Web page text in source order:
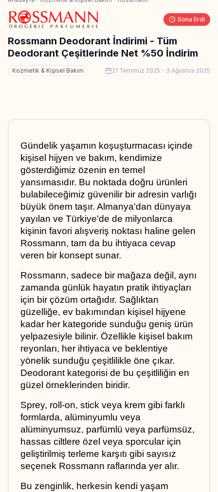
Sona Erdi
Rossmann Deodorant İndirimi - Tüm
Deodorant Çeşitlerinde Net %50 İndirim
Kozmetik & Kişisel Bakım 21 Temmuz 2025 - 3 Ağustos 2025
Gündelik yaşamın koşuşturmacası içinde
kişisel hijyen ve bakım, kendimize
gösterdiğimiz özenin en temel
yansımasıdır. Bu noktada doğru ürünleri
bulabileceğimiz güvenilir bir adresin varlığı
büyük önem taşır. Almanya'dan dünyaya
yayılan ve Türkiye'de de milyonlarca
kişinin favori alışveriş noktası haline gelen
Rossmann, tam da bu ihtiyaca cevap
veren bir konsept sunar.
Rossmann, sadece bir mağaza değil, aynı
zamanda günlük hayatın pratik ihtiyaçları
için bir çözüm ortağıdır. Sağlıktan
güzelliğe, ev bakımından kişisel hijyene
kadar her kategoride sunduğu geniş ürün
yelpazesiyle bilinir. Özellikle kişisel bakım
reyonları, her ihtiyaca ve beklentiye
yönelik sunduğu çeşitlilikle öne çıkar.
Deodorant kategorisi de bu çeşitliliğin en
güzel örneklerinden biridir.
Sprey, roll-on, stick veya krem gibi farklı
formlarda, alüminyumlu veya
alüminyumsuz, parfümlü veya parfümsüz,
hassas ciltlere özel veya sporcular için
geliştirilmiş terleme karşıtı gibi sayısız
seçenek Rossmann raflarında yer alır.
Bu zenginlik, herkesin kendi yaşam